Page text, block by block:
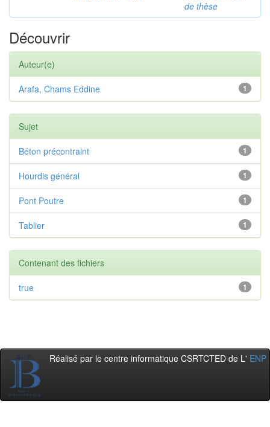
de thèse
Découvrir
Auteur(e)
1
Arafa, Chams Eddine
Sujet
1
Béton précontraint
1
Hourdis général
1
Pont Poutre
1
Tablier
Contenant des fichiers
1
true
Réalisé par le centre informatique CSRTCTED de L' ENP